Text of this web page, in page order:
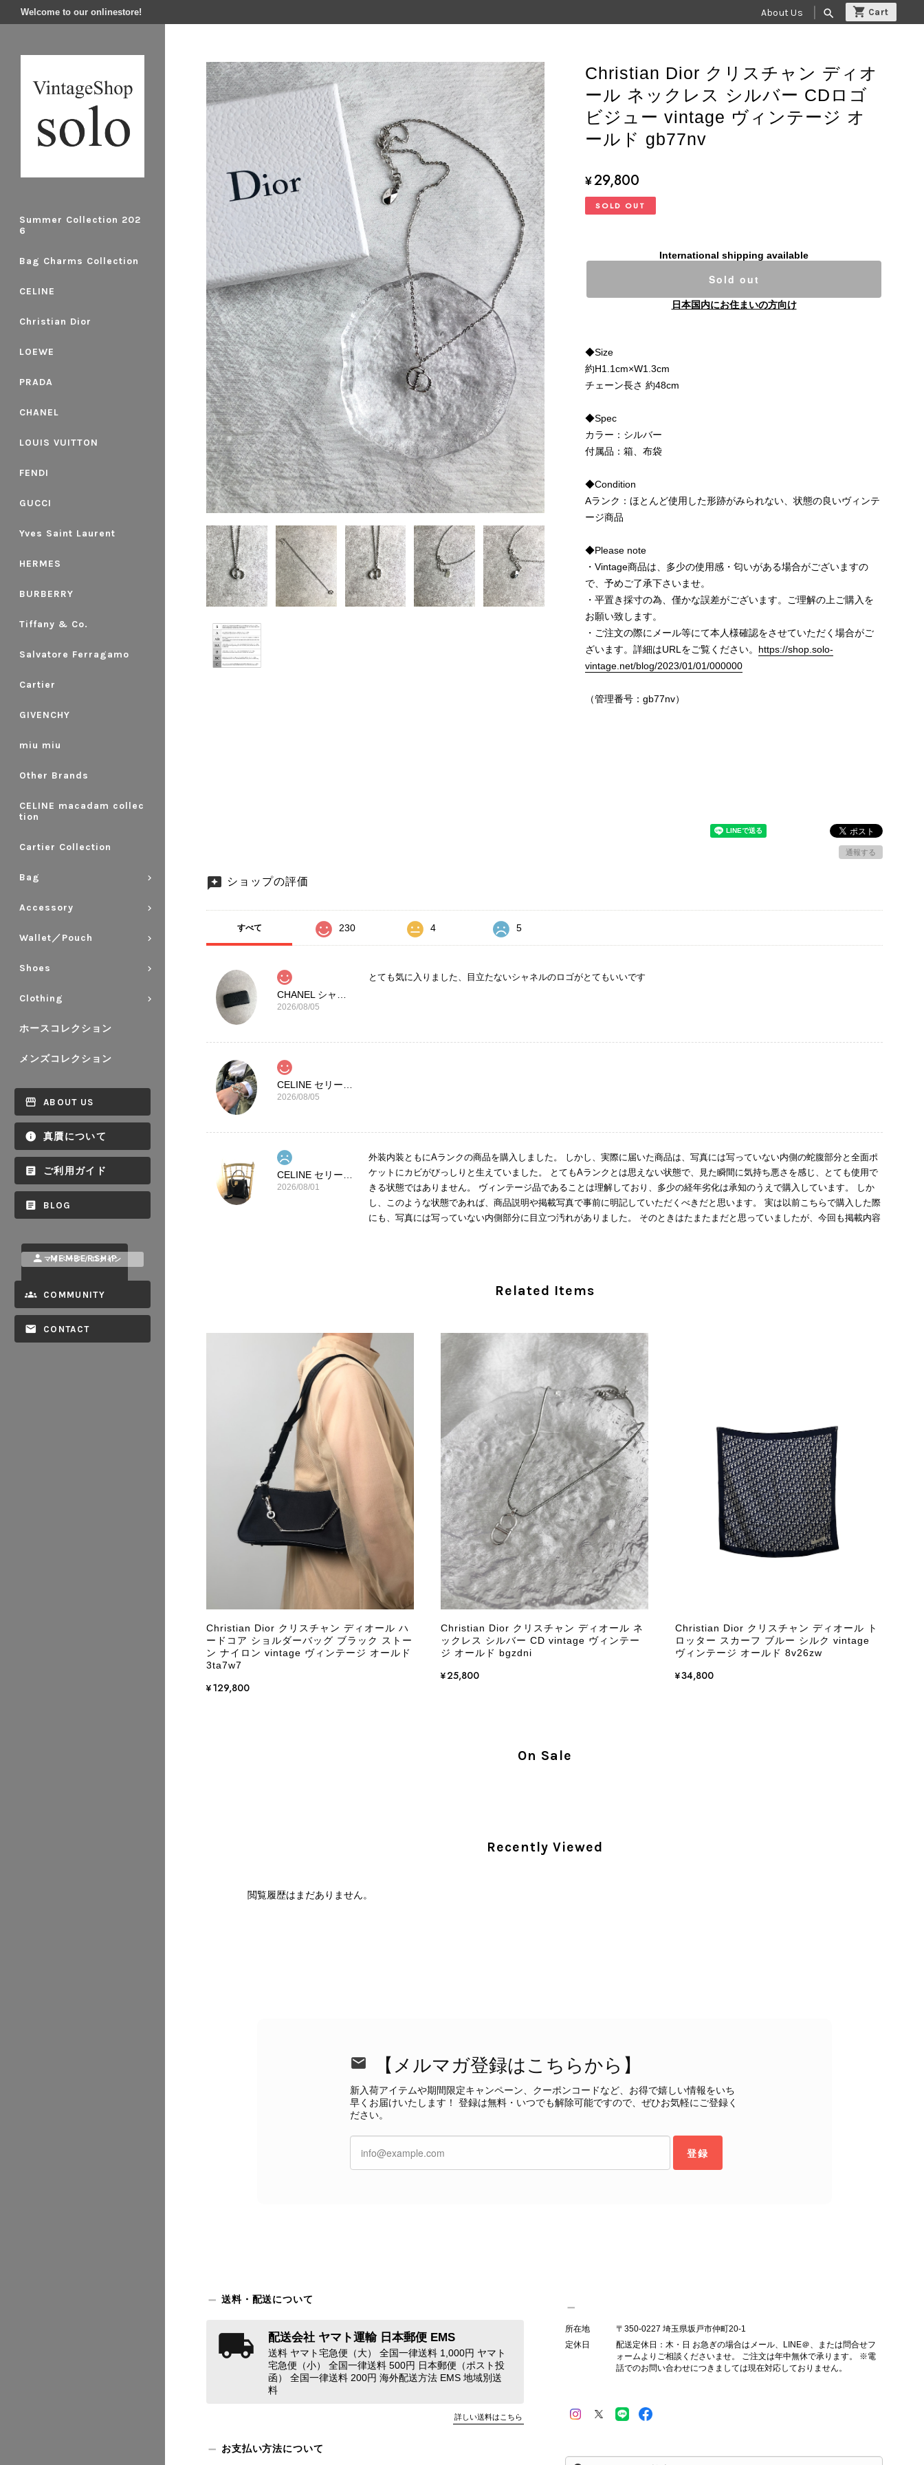
Welcome to our onlinestore! About Us search
Summer Collection 202
6
Bag Charms Collection
CELINE
Christian Dior
LOEWE
PRADA
CHANEL
LOUIS VUITTON
FENDI
GUCCI
Yves Saint Laurent
HERMES
BURBERRY
Tiffany & Co.
Salvatore Ferragamo
Cartier
GIVENCHY
miu miu
Other Brands
CELINE macadam collec
tion
Cartier Collection
Bag
Accessory
Wallet／Pouch
Shoes
Clothing
ホースコレクション
メンズコレクション
ABOUT US
真贋について
ご利用ガイド
BLOG
MEMBERSHIP
マイページ / ログイン
COMMUNITY
CONTACT
Christian Dior クリスチャン ディオ
ール ネックレス シルバー CDロゴ
ビジュー vintage ヴィンテージ オ
ールド gb77nv
¥29,800
SOLD OUT
International shipping available
Sold out
日本国内にお住まいの方向け
◆Size
約H1.1cm×W1.3cm
チェーン長さ 約48cm
◆Spec
カラー：シルバー
付属品：箱、布袋
◆Condition
Aランク：ほとんど使用した形跡がみられない、状態の良いヴィンテ
ージ商品
◆Please note
・Vintage商品は、多少の使用感・匂いがある場合がございますの
で、予めご了承下さいませ。
・平置き採寸の為、僅かな誤差がございます。ご理解の上ご購入を
お願い致します。
・ご注文の際にメール等にて本人様確認をさせていただく場合がご
ざいます。詳細はURLをご覧ください。 https://shop.solo-
vintage.net/blog/2023/01/01/000000
（管理番号：gb77nv）
通報する
ショップの評価
すべて 230 4 5
2026/08/05
とても気に入りました、目立たないシャネルのロゴがとてもいいです
2026/08/05
2026/08/01
外装内装ともにAランクの商品を購入しました。 しかし、実際に届いた商品は、写真には写っていない内側の蛇腹部分と全面ポ
ケットにカビがびっしりと生えていました。 とてもAランクとは思えない状態で、見た瞬間に気持ち悪さを感じ、とても使用で
きる状態ではありません。 ヴィンテージ品であることは理解しており、多少の経年劣化は承知のうえで購入しています。 しか
し、このような状態であれば、商品説明や掲載写真で事前に明記していただくべきだと思います。 実は以前こちらで購入した際
にも、写真には写っていない内側部分に目立つ汚れがありました。 そのときはたまたまだと思っていましたが、今回も掲載内容
回の商品につきましては、当店よりご連絡のうえ、返品・返金を含め、責任をもって対応してまいります。
バッグは、外装と内装をそれぞれ確認し、個別にランクを表示しております。これは、外観の印象だけで商品
の状態全体を判断しないためです。また、確認できた汚れやダメージは、写真や商品説明に反映しておりま
す。 ご不快な思いをされた中で、率直なご意見をお寄せいただきましたことに感謝申し上げます。今回のご
指摘を重く受け止め、まずは商品の状態を丁寧に確認させていただきます。 掲載内容では分からない状態が
確認された場合には、当店の検品時の見落としとして真摯に受け止め、検品方法と状態の伝え方を改めて見直
し、全スタッフで共有してまいります。 オンラインでも安心して商品をお選びいただけるよう、より正確な
状態確認とご案内に努めてまいります。
Salvatore Ferragamo サルヴァトーレ フェラガモ ショルダーバッグ ブラウン ガンチーニ スエード ワンショルダーバッグ vintage ヴィンテージ オールド dgh7fy
2026/07/30
商品が直ぐに届きました。思った以上に素敵なお品でした。またご縁が有りましたら宜しくお願い致します。
この度はご購入いただき、そして素敵なレビューをありがとうございます。 商品を無事にお受け取りいただ
き、また迅速にお届けできたとのこと、大変安心いたしました！ さらに、「思った以上に素敵なお品でし
た」とのお言葉をいただき、スタッフ一同とても嬉しく、何よりの励みになります。 ぜひこちらの商品を末
永くご愛用いただけましたら幸いです。 また気になる商品やご不明な点などございましたら、いつでもお気
軽にご相談ください。 またご縁がございましたら、ぜひよろしくお願いいたします。 VintageShop solo
CELINE セリーヌ 財布 ブラック ガンチーニ レザー 3つ折り vintage ヴィンテージ オールド 6xspmn
この度も当店をご利用いただき、そして心温まるレビューをお寄せいただき、誠にありがとうございます。
今回も商品を無事にお受け取りいただき、状態にもご満足いただけたとのこと、安心いたしました。 「初め
て見つけたカラーとデザイン」とのお言葉や、ヴィンテージならではの魅力をお気に召していただけたこと、
本当に嬉しく思っております。 さらに、前回ご購入いただいたバッグに続き、今回のバッグも「一軍バッ
す。 またご縁がございましたら、ぜひよろしくお願いいたします。 VintageShop solo
2026/07/07
発送が早く、商品も画像と一致しており満足です。 素敵なバッグを購入させていただき、ありがとうございました。
き、発送や商品の状態にもご満足いただけたとのこと、大変安心いたしました。 「素敵なバッグを購入でき
た」とのお言葉をいただき、とても嬉しいです！ ぜひこれから末永くご愛用いただけましたら幸いです。 ま
Related Items
Christian Dior クリスチャン ディオール ハ
ードコア ショルダーバッグ ブラック ストー
ン ナイロン vintage ヴィンテージ オールド
3ta7w7
¥129,800
Christian Dior クリスチャン ディオール ネ
ックレス シルバー CD vintage ヴィンテー
ジ オールド bgzdni
¥25,800
Christian Dior クリスチャン ディオール ト
ロッター スカーフ ブルー シルク vintage
ヴィンテージ オールド 8v26zw
¥34,800
On Sale
Recently Viewed
閲覧履歴はまだありません。
【メルマガ登録はこちらから】
新入荷アイテムや期間限定キャンペーン、クーポンコードなど、お得で嬉しい情報をいち
早くお届けいたします！ 登録は無料・いつでも解除可能ですので、ぜひお気軽にご登録く
ださい。
登録
送料・配送について
配送会社 ヤマト運輸 日本郵便 EMS
送料 ヤマト宅急便（大） 全国一律送料 1,000円 ヤマト
宅急便（小） 全国一律送料 500円 日本郵便（ポスト投
函） 全国一律送料 200円 海外配送方法 EMS 地域別送
料
詳しい送料はこちら
お支払い方法について
所在地
〒350-0227 埼玉県坂戸市仲町20-1
定休日
配送定休日：木・日 お急ぎの場合はメール、LINE＠、または問合せフ
ォームよりご相談くださいませ。 ご注文は年中無休で承ります。 ※電
話でのお問い合わせにつきましては現在対応しておりません。